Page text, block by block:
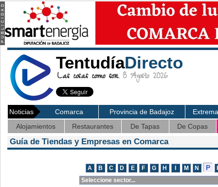
TentudíaDirecto
Las cosas como son. 8 Agosto 2026
Noticias Comarca Provincia de Badajoz
Alojamientos
Restaurantes De Tapas De Copas
Guía de Tiendas y Empresas en Comarca